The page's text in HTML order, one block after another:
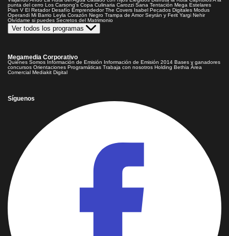
punta del cerro Los Carsong's Copa Culinaria Carozzi Sana Tentación Mega Estelares
Plan V El Retador Desafío Emprendedor The Covers Isabel Pecados Digitales Modus
Operandi Mi Barrio Leyla Corazón Negro Trampa de Amor Seyrán y Ferit Yargi Nehir
Olvídame si puedes Secretos del Matrimonio
Ver todos los programas
Megamedia Corporativo
Quienes Somos Información de Emisión Información de Emisión 2014 Bases y ganadores
concursos Orientaciones Programáticas Trabaja con nosotros Holding Bethia Área
Comercial Mediakit Digital
Síguenos